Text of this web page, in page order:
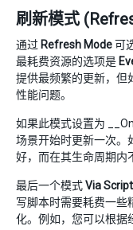
刷新模式
通过 Refresh Mode可
最耗费资源的选项是
提供最频繁的更新，但
性能问题。
如果此模式设置为
场景开始时更新一次。
好，而在其生命周期内
最后一个模式Via
写脚本时需要耗费一些
化。例如，您可以根据